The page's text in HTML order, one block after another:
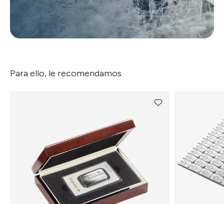
Para ello, le recomendamos